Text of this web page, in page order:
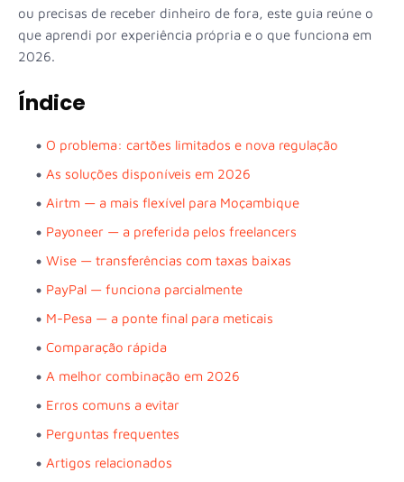
ou precisas de receber dinheiro de fora, este guia reúne o
que aprendi por experiência própria e o que funciona em
2026.
Índice
O problema: cartões limitados e nova regulação
As soluções disponíveis em 2026
Airtm — a mais flexível para Moçambique
Payoneer — a preferida pelos freelancers
Wise — transferências com taxas baixas
PayPal — funciona parcialmente
M-Pesa — a ponte final para meticais
Comparação rápida
A melhor combinação em 2026
Erros comuns a evitar
Perguntas frequentes
Artigos relacionados